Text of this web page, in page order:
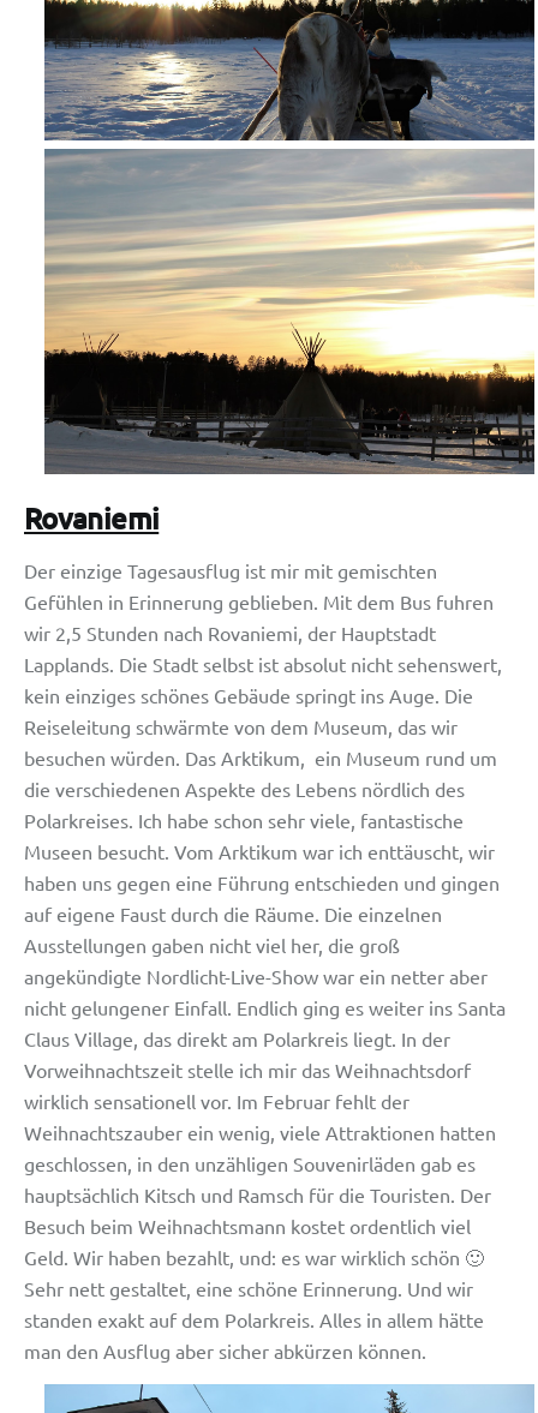
Rovaniemi
Der einzige Tagesausflug ist mir mit gemischten
Gefühlen in Erinnerung geblieben. Mit dem Bus fuhren
wir 2,5 Stunden nach Rovaniemi, der Hauptstadt
Lapplands. Die Stadt selbst ist absolut nicht sehenswert,
kein einziges schönes Gebäude springt ins Auge. Die
Reiseleitung schwärmte von dem Museum, das wir
besuchen würden. Das Arktikum, ein Museum rund um
die verschiedenen Aspekte des Lebens nördlich des
Polarkreises. Ich habe schon sehr viele, fantastische
Museen besucht. Vom Arktikum war ich enttäuscht, wir
haben uns gegen eine Führung entschieden und gingen
auf eigene Faust durch die Räume. Die einzelnen
Ausstellungen gaben nicht viel her, die groß
angekündigte Nordlicht-Live-Show war ein netter aber
nicht gelungener Einfall. Endlich ging es weiter ins Santa
Claus Village, das direkt am Polarkreis liegt. In der
Vorweihnachtszeit stelle ich mir das Weihnachtsdorf
wirklich sensationell vor. Im Februar fehlt der
Weihnachtszauber ein wenig, viele Attraktionen hatten
geschlossen, in den unzähligen Souvenirläden gab es
hauptsächlich Kitsch und Ramsch für die Touristen. Der
Besuch beim Weihnachtsmann kostet ordentlich viel
Geld. Wir haben bezahlt, und: es war wirklich schön 🙂
Sehr nett gestaltet, eine schöne Erinnerung. Und wir
standen exakt auf dem Polarkreis. Alles in allem hätte
man den Ausflug aber sicher abkürzen können.